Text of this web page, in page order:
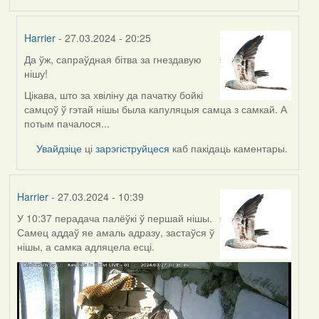
Harrier - 27.03.2024 - 20:25
In
reply
to
by
Feather
Да ўж, сапраўдная бітва за гнездавую
нішу!
Цікава, што за хвіліну да пачатку бойкі
самцоў ў гэтай нішы была капуляцыя самца з самкай. А
потым пачалося...
Увайдзіце цізарэгіструйцеся каб пакідаць каментары.
Harrier- 27.03.2024 - 10:39
У 10:37 перадача палёўкі ў першай нішы.
Самец аддаў яе амаль адразу, застаўся ў
нішы, а самка адляцела есці.